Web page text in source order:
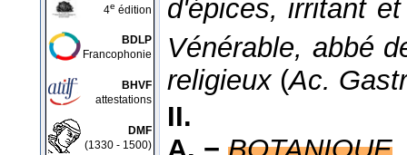
4e édition
BDLP
Francophonie
BHVF
attestations
DMF
(1330 - 1500)
d'épices, irritant
Vénérable, abbé
religieux(Ac.
II.